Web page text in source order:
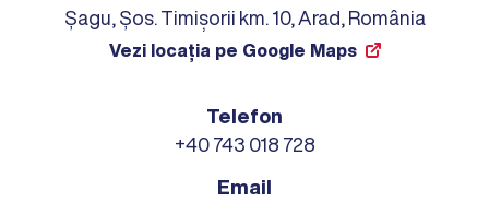
Șagu, Șos. Timișorii km. 10, Arad, România
Vezi locația pe Google Maps
Telefon
+40 743 018 728
Email